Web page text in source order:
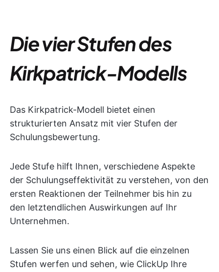
Die vier Stufen des
Kirkpatrick-Modells
Das Kirkpatrick-Modell bietet einen
strukturierten Ansatz mit vier Stufen der
Schulungsbewertung.
Jede Stufe hilft Ihnen, verschiedene Aspekte
der Schulungseffektivität zu verstehen, von den
ersten Reaktionen der Teilnehmer bis hin zu
den letztendlichen Auswirkungen auf Ihr
Unternehmen.
Lassen Sie uns einen Blick auf die einzelnen
Stufen werfen und sehen, wie ClickUp Ihre